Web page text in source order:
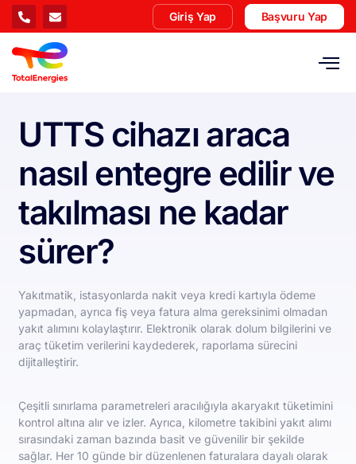
Giriş Yap Başvuru Yap
UTTS cihazı araca
nasıl entegre edilir ve
takılması ne kadar
sürer?
Yakıtmatik, istasyonlarda nakit veya kredi kartıyla ödeme
yapmadan, ayrıca fiş veya fatura alma gereksinimi olmadan
yakıt alımını kolaylaştırır. Elektronik olarak dolum bilgilerini ve
araç tüketim verilerini kaydederek, raporlama sürecini
dijitalleştirir.
Çeşitli sınırlama parametreleri aracılığıyla akaryakıt tüketimini
kontrol altına alır ve izler. Ayrıca, kilometre takibini yakıt alımı
sırasındaki zaman bazında basit ve güvenilir bir şekilde
sağlar. Her 10 günde bir düzenlenen faturalara dayalı olarak